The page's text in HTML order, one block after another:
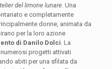
del limone lunare. Una
e completamente
donne, animata da
per la loro azione
di Danilo Dolci . La
progetti attivati
abiti per una sfilata da